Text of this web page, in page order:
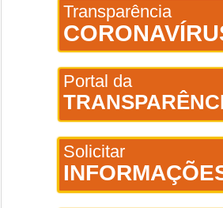
Transparência
Portal da
Solicitar